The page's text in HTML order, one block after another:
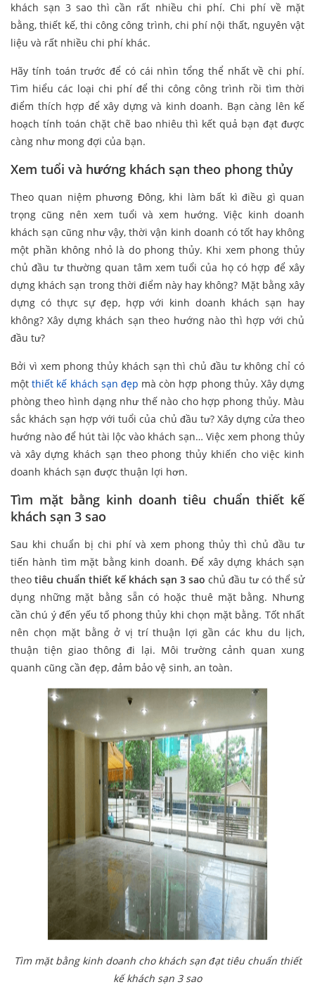
khách sạn 3 sao thì cần rất nhiều chi phí. Chi phí về mặt
bằng, thiết kế, thi công công trình, chi phí nội thất, nguyên vật
liệu và rất nhiều chi phí khác.
Hãy tính toán trước để có cái nhìn tổng thể nhất về chi phí.
Tìm hiểu các loại chi phí để thi công công trình rồi tìm thời
điểm thích hợp để xây dựng và kinh doanh. Bạn càng lên kế
hoạch tính toán chặt chẽ bao nhiêu thì kết quả bạn đạt được
càng như mong đợi của bạn.
Xem tuổi và hướng khách sạn theo phong thủy
Theo quan niệm phương Đông, khi làm bất kì điều gì quan
trọng cũng nên xem tuổi và xem hướng. Việc kinh doanh
khách sạn cũng như vậy, thời vận kinh doanh có tốt hay không
một phần không nhỏ là do phong thủy. Khi xem phong thủy
chủ đầu tư thường quan tâm xem tuổi của họ có hợp để xây
dựng khách sạn trong thời điểm này hay không? Mặt bằng xây
dựng có thực sự đẹp, hợp với kinh doanh khách sạn hay
không? Xây dựng khách sạn theo hướng nào thì hợp với chủ
đầu tư?
Bởi vì xem phong thủy khách sạn thì chủ đầu tư không chỉ có
mộtthiết kế khách sạn đẹp mà còn hợp phong thủy. Xây dựng
phòng theo hình dạng như thế nào cho hợp phong thủy. Màu
sắc khách sạn hợp với tuổi của chủ đầu tư? Xây dựng cửa theo
hướng nào để hút tài lộc vào khách sạn… Việc xem phong thủy
và xây dựng khách sạn theo phong thủy khiến cho việc kinh
doanh khách sạn được thuận lợi hơn.
Tìm mặt bằng kinh doanh tiêu chuẩn thiết kế
khách sạn 3 sao
Sau khi chuẩn bị chi phí và xem phong thủy thì chủ đầu tư
tiến hành tìm mặt bằng kinh doanh. Để xây dựng khách sạn
theo tiêu chuẩn thiết kế khách sạn 3 sao chủ đầu tư có thể sử
dụng những mặt bằng sẵn có hoặc thuê mặt bằng. Nhưng
cần chú ý đến yếu tố phong thủy khi chọn mặt bằng. Tốt nhất
nên chọn mặt bằng ở vị trí thuận lợi gần các khu du lịch,
thuận tiện giao thông đi lại. Môi trường cảnh quan xung
quanh cũng cần đẹp, đảm bảo vệ sinh, an toàn.
Tìm mặt bằng kinh doanh cho khách sạn đạt tiêu chuẩn thiết
kế khách sạn 3 sao